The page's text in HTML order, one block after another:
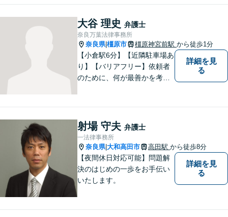
護士】地域密着型のアットホ
ームなリーガルサービスをご
提供させていただきます。
大谷 理史 弁護士
奈良万葉法律事務所
奈良県|橿原市 橿原神宮前駅 から徒歩1分
【小倉駅6分】【近隣駐車場あ
り】【バリアフリー】依頼者
のために、何が最善かを考
決策を提案し続けます。 よろ
しくお願いします。
詳細を見
る
射場 守夫 弁護士
一法律事務所
奈良県|大和高田市 高田駅 から徒歩8分
【夜間休日対応可能】問題解
決のはじめの一歩をお手伝い
いたします。
詳細を見
る